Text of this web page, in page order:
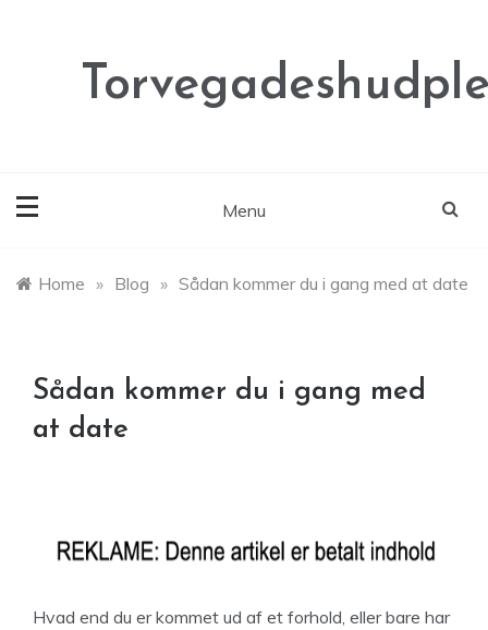
Menu
Home » Blog » Sådan kommer du i gang med at date
Sådan kommer du i gang med
at date
Hvad end du er kommet ud af et forhold, eller bare har